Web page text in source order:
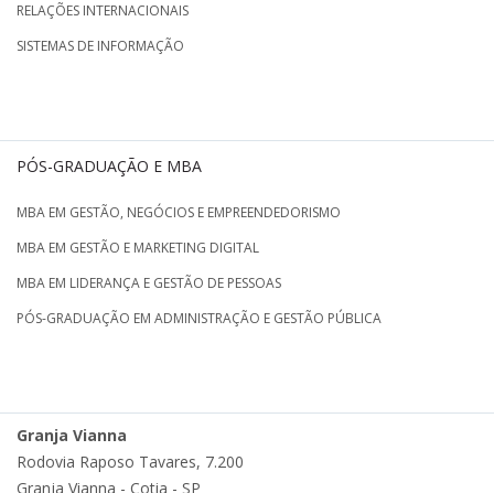
RELAÇÕES INTERNACIONAIS
SISTEMAS DE INFORMAÇÃO
PÓS-GRADUAÇÃO E MBA
MBA EM GESTÃO, NEGÓCIOS E EMPREENDEDORISMO
MBA EM GESTÃO E MARKETING DIGITAL
MBA EM LIDERANÇA E GESTÃO DE PESSOAS
PÓS-GRADUAÇÃO EM ADMINISTRAÇÃO E GESTÃO PÚBLICA
Granja Vianna
Rodovia Raposo Tavares, 7.200
Granja Vianna - Cotia - SP